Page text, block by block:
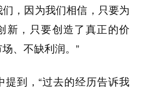
，因为我们相信，只要为
新，只要创造了真正的价
、不缺利润。”
提到，“过去的经历告诉我